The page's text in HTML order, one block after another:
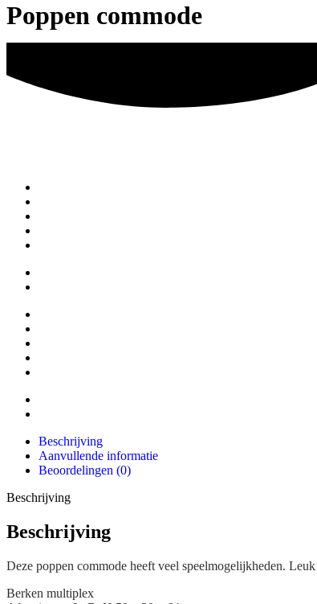
Poppen commode
Beschrijving
Aanvullende informatie
Beoordelingen (0)
Beschrijving
Beschrijving
Deze poppen commode heeft veel speelmogelijkheden.
Berken multiplex